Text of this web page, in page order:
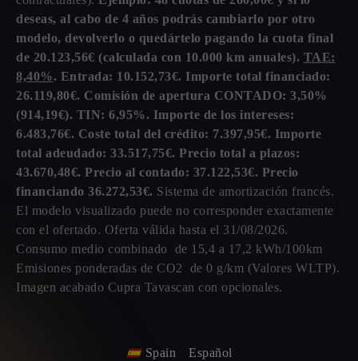
deseas, al cabo de 4 años podrás cambiarlo por otro
modelo, devolverlo o quedártelo pagando la cuota final
de 20.123,56€ (calculada con 10.000 km anuales). TAE:
8,40%. Entrada: 10.152,73€. Importe total financiado:
26.119,80€. Comisión de apertura CONTADO: 3,50%
(914,19€). TIN: 6,95%. Importe de los intereses:
6.483,76€. Coste total del crédito: 7.397,95€. Importe
total adeudado: 33.517,75€. Precio total a plazos:
43.670,48€. Precio al contado: 37.122,53€. Precio
financiando 36.272,53€. Sistema de amortización francés.
El modelo visualizado puede no corresponder exactamente
con el ofertado. Oferta válida hasta el 31/08/2026.
Consumo medio combinado de 15,4 a 17,2 kWh/100km
Emisiones ponderadas de CO2 de 0 g/km (Valores WLTP).
Imagen acabado Cupra Tavascan con opcionales.
Spain Español